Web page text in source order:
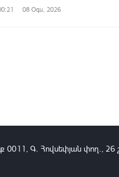
08 Օգս, 2026
0011, Գ․ Հովսեփյան փող., 26